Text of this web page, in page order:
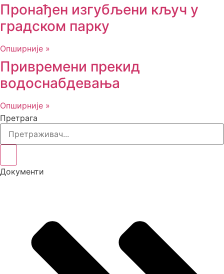
Пронађен изгубљени кључ у
градском парку
Опширније »
Привремени прекид
водоснабдевања
Опширније »
Претрага
Документи